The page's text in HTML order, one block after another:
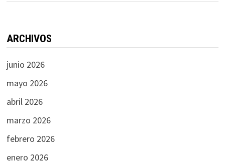
ARCHIVOS
junio 2026
mayo 2026
abril 2026
marzo 2026
febrero 2026
enero 2026